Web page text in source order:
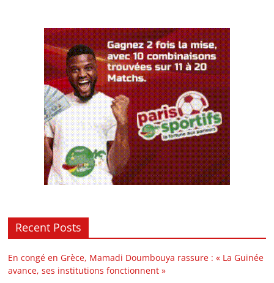
Recent Posts
En congé en Grèce, Mamadi Doumbouya rassure : « La Guinée
avance, ses institutions fonctionnent »